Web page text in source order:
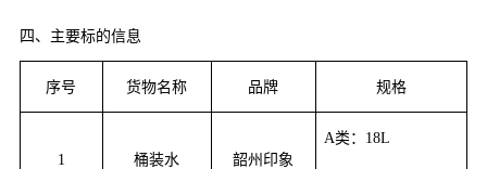
四、 主要标的信息
序号 货物名称 品牌 规格
1 桶装水 韶州印象
A类：18L